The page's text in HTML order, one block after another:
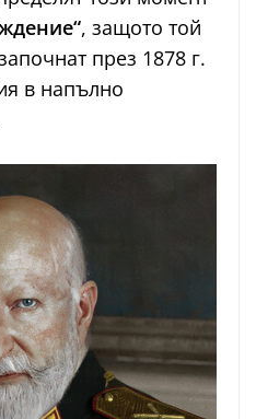
, защото той
през 1878 г.
в напълно